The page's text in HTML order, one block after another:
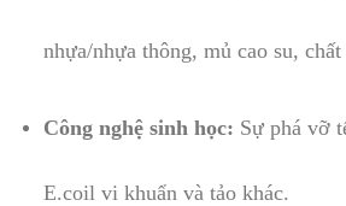
nhựa/nhựa thông, mủ cao su,
Công nghệ sinh học: Sự phá vỡ
E.coil vi khuẩn và tảo khác.